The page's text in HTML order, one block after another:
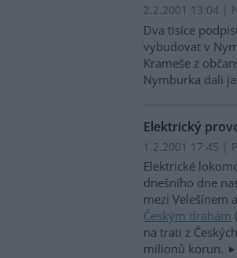
2.2.2001 13:04 |
Dva tisíce
vybudovat v
Krameše z
Nymburka dali
Elektrický
1.2.2001 17:45 |
Elektrické
dnešního dne
mezi Velešínem
Českým drahám
na trati z
milionů korun.